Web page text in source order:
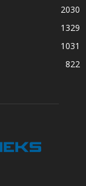
2030
1329
1031
822